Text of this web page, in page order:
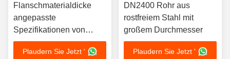
Flanschmaterialdicke
angepasste
Spezifikationen von
Muttern und Bolzen für
die weiche Verbindung
Plaudern Sie Jetzt '
DN2400 Rohr aus
rostfreiem Stahl mit
großem Durchmesser
Plaudern Sie Jetzt '